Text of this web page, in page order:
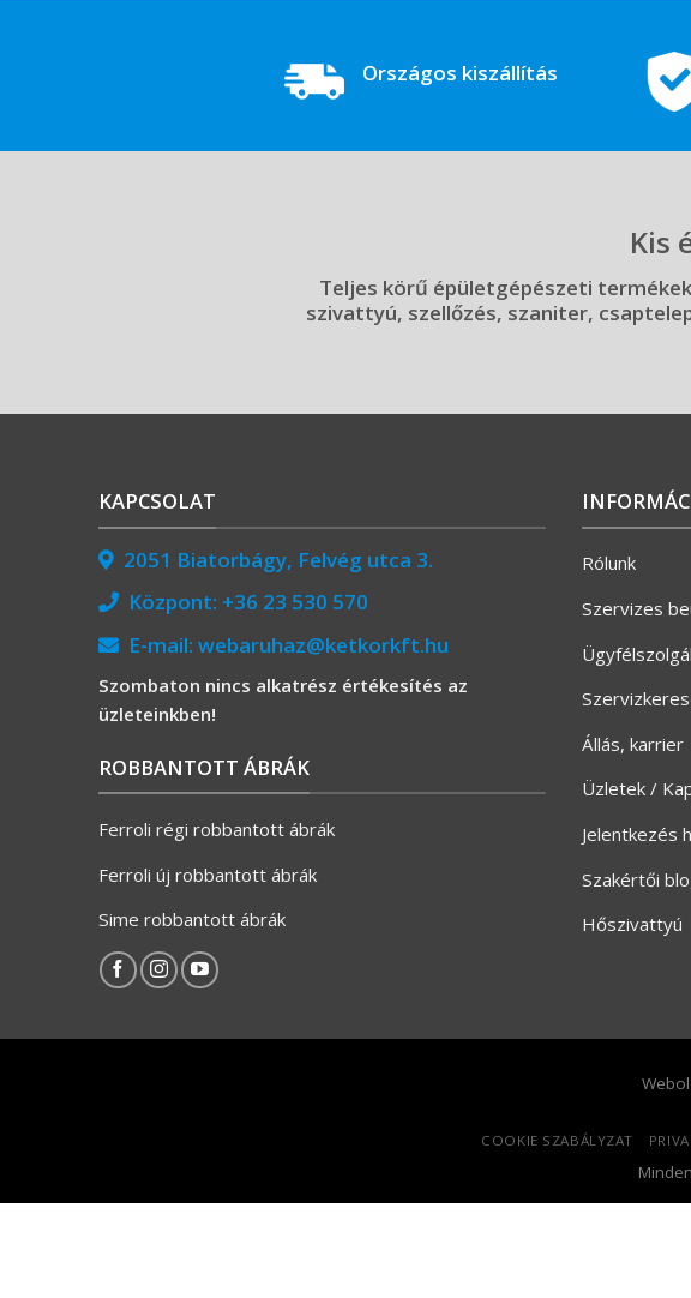
Országos kiszállítás
Kis
Teljes körű épületgépészeti
szivattyú, szellőzés, szaniter,
KAPCSOLAT
2051 Biatorbágy, Felvég utca 3.
Központ: +36 23 530 570
E-mail: webaruhaz@ketkorkft.hu
Szombaton nincs alkatrész értékesítés az
üzleteinkben!
ROBBANTOTT ÁBRÁK
Ferroli régi robbantott ábrák
Ferroli új robbantott ábrák
Sime robbantott ábrák
Rólunk
Szervizes
Állás, karrier
Üzletek /
Jelentkezés
Szakértői
Hőszivattyú
COOKIE SZABÁLYZAT